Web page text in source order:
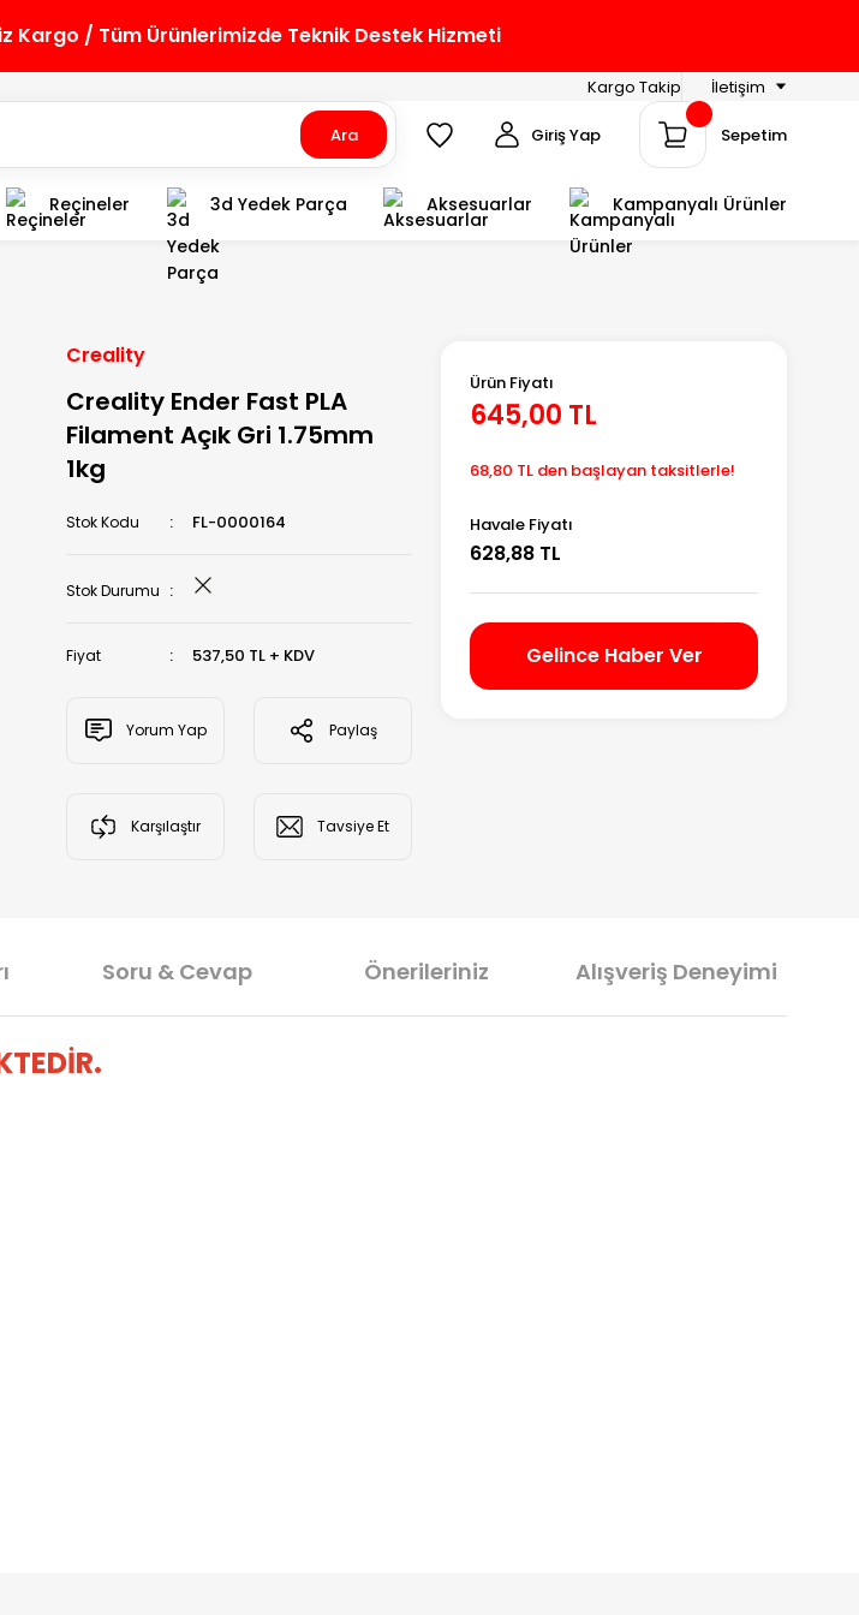
Kargo / Tüm Ürünlerimizde Teknik Destek Hizmeti
Kargo Takip
İletişim
Ara Giriş Yap Sepetim
Reçineler 3d Yedek Parça Aksesuarlar Kampanyalı Ürünler
Creality
Creality Ender Fast PLA
Filament Açık Gri 1.75mm
1kg
Stok Kodu FL-0000164
Stok Durumu
Fiyat 537,50 TL + KDV
Yorum Yap Paylaş
Karşılaştır Tavsiye Et
Ürün Fiyatı
645,00 TL
68,80 TL den başlayan taksitlerle!
Havale Fiyatı
628,88 TL
Gelince Haber Ver
Soru & Cevap Önerileriniz Alışveriş Deneyimi